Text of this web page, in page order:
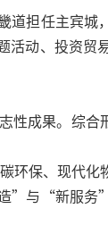
担任主宾城
活动、投资贸
成果。综合
保、现代化
”与“新服务